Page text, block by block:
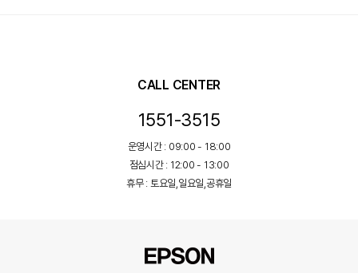
CALL CENTER
1551-3515
운영시간 : 09:00 - 18:00
점심시간 : 12:00 - 13:00
휴무 : 토요일,일요일,공휴일